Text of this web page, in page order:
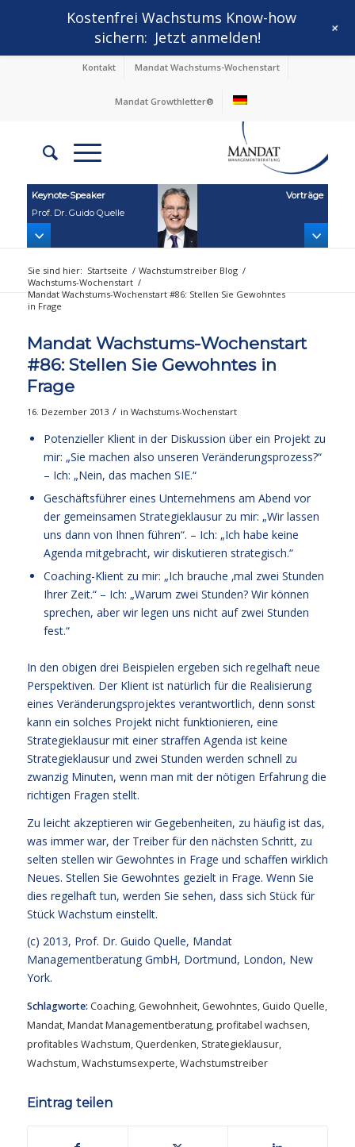
Kontakt Mandat Wachstums-Wochenstart
Mandat Growthletter®
Keynote‑Speaker
Prof. Dr. Guido Quelle
Vorträge
Sie sind hier: Startseite / Wachstumstreiber Blog /
Wachstums-Wochenstart /
Mandat Wachstums-Wochenstart #86: Stellen Sie Gewohntes
in Frage
Mandat Wachstums-Wochenstart
#86: Stellen Sie Gewohntes in
Frage
16. Dezember 2013 / in Wachstums-Wochenstart
Potenzieller Klient in der Diskussion über ein Projekt zu
mir: „Sie machen also unseren Veränderungsprozess?“
– Ich: „Nein, das machen SIE.“
Geschäftsführer eines Unternehmens am Abend vor
der gemeinsamen Strategieklausur zu mir: „Wir lassen
uns dann von Ihnen führen“. – Ich: „Ich habe keine
Agenda mitgebracht, wir diskutieren strategisch.“
Coaching-Klient zu mir: „Ich brauche ‚mal zwei Stunden
Ihrer Zeit.“ – Ich: „Warum zwei Stunden? Wir können
sprechen, aber wir legen uns nicht auf zwei Stunden
fest.“
In den obigen drei Beispielen ergeben sich regelhaft neue
Perspektiven. Der Klient ist natürlich für die Realisierung
eines Veränderungsprojektes verantwortlich, denn sonst
kann ein solches Projekt nicht funktionieren, eine
Strategieklausur mit einer straffen Agenda ist keine
Strategieklausur und zwei Stunden werden schnell zu
zwanzig Minuten, wenn man mit der nötigen Erfahrung die
richtigen Fragen stellt.
Zu leicht akzeptieren wir Gegebenheiten, zu häufig ist das,
was immer war, der Treiber für den nächsten Schritt, zu
selten stellen wir Gewohntes in Frage und schaffen wirklich
Neues. Stellen Sie Gewohntes gezielt in Frage. Wenn Sie
dies regelhaft tun, werden Sie sehen, dass sich Stück für
Stück Wachstum einstellt.
(c) 2013, Prof. Dr. Guido Quelle, Mandat
Managementberatung GmbH, Dortmund, London, New
York.
Schlagworte: Coaching, Gewohnheit, Gewohntes, Guido Quelle,
Mandat,Mandat Managementberatung,profitabel wachsen,
profitables Wachstum, Querdenken, Strategieklausur,
Wachstum,Wachstumsexperte,Wachstumstreiber
Eintrag teilen
Kostenfrei Wachstums Know-how
sichern: Jetzt anmelden! +